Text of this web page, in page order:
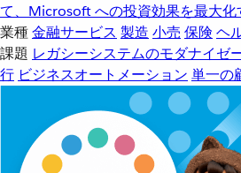
て、Microsoft への投資効果を最大化
業種金融サービス 製造 小売 保険 ヘ
課題 レガシーシステムのモダナイゼ
行 ビジネスオートメーション 単一の